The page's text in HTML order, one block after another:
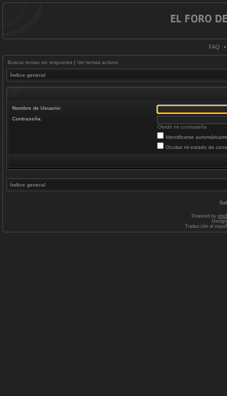
FAQ •
Buscar temas sin respuesta | Ver temas activos
Índice general
Nombre de Usuario:
Contraseña:
Olvidé mi contraseña
Identificarse
Ocultar mi estado de
Índice general
Powered by
Traducción al